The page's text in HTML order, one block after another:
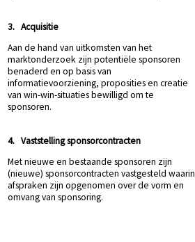
3. Acquisitie
Aan de hand van uitkomsten van het
marktonderzoek zijn potentiële sponsoren
benaderd en op basis van
informatievoorziening, proposities en creatie
van win-win-situaties bewilligd om te
sponsoren.
4. Vaststelling sponsorcontracten
Met nieuwe en bestaande sponsoren zijn
(nieuwe) sponsorcontracten vastgesteld waarin
afspraken zijn opgenomen over de vorm en
omvang van sponsoring.